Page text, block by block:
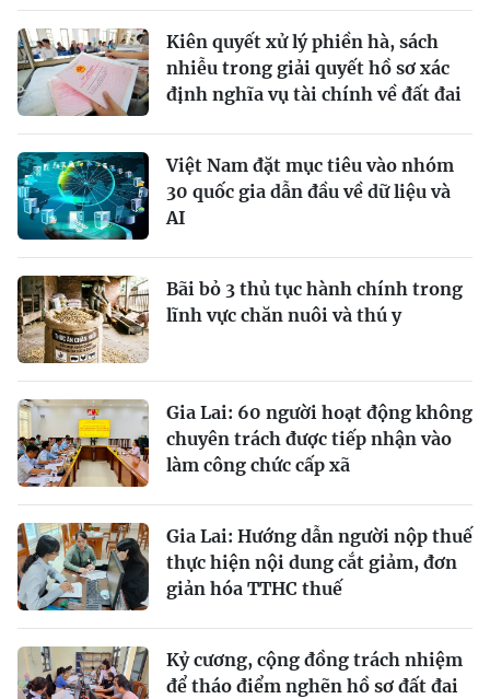
Kiên quyết xử lý phiền hà, sách
nhiễu trong giải quyết hồ sơ xác
định nghĩa vụ tài chính về đất đai
Việt Nam đặt mục tiêu vào nhóm
30 quốc gia dẫn đầu về dữ liệu và
AI
Bãi bỏ 3 thủ tục hành chính trong
lĩnh vực chăn nuôi và thú y
Gia Lai: 60 người hoạt động không
chuyên trách được tiếp nhận vào
làm công chức cấp xã
Gia Lai: Hướng dẫn người nộp thuế
thực hiện nội dung cắt giảm, đơn
giản hóa TTHC thuế
Kỷ cương, cộng đồng trách nhiệm
để tháo điểm nghẽn hồ sơ đất đai